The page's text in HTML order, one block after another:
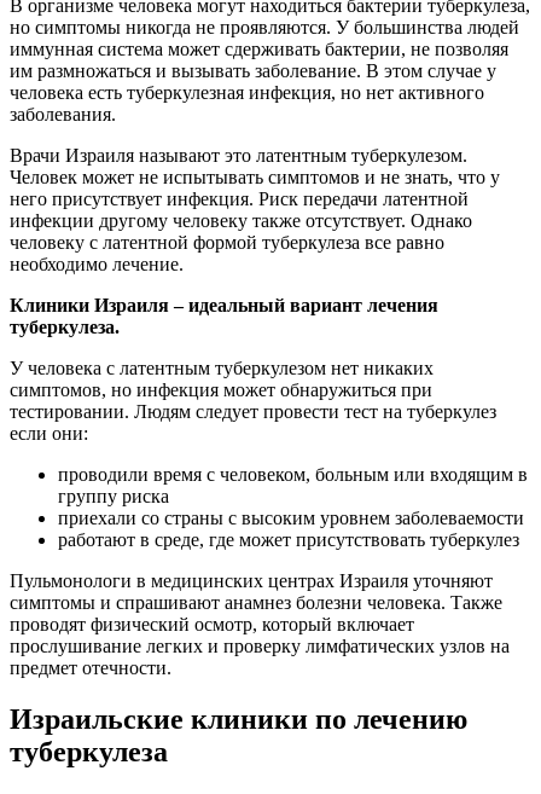
В организме человека могут находиться бактерии туберкулеза,
но симптомы никогда не проявляются. У большинства людей
иммунная система может сдерживать бактерии, не позволяя
им размножаться и вызывать заболевание. В этом случае у
человека есть туберкулезная инфекция, но нет активного
заболевания.
Врачи Израиля называют это латентным туберкулезом.
Человек может не испытывать симптомов и не знать, что у
него присутствует инфекция. Риск передачи латентной
инфекции другому человеку также отсутствует. Однако
человеку с латентной формой туберкулеза все равно
необходимо лечение.
Клиники Израиля – идеальный вариант лечения
туберкулеза.
У человека с латентным туберкулезом нет никаких
симптомов, но инфекция может обнаружиться при
тестировании. Людям следует провести тест на туберкулез
если они:
проводили время с человеком, больным или входящим в
группу риска
приехали со страны с высоким уровнем заболеваемости
работают в среде, где может присутствовать туберкулез
Пульмонологи в медицинских центрах Израиля уточняют
симптомы и спрашивают анамнез болезни человека. Также
проводят физический осмотр, который включает
прослушивание легких и проверку лимфатических узлов на
предмет отечности.
Израильские клиники по лечению
туберкулеза